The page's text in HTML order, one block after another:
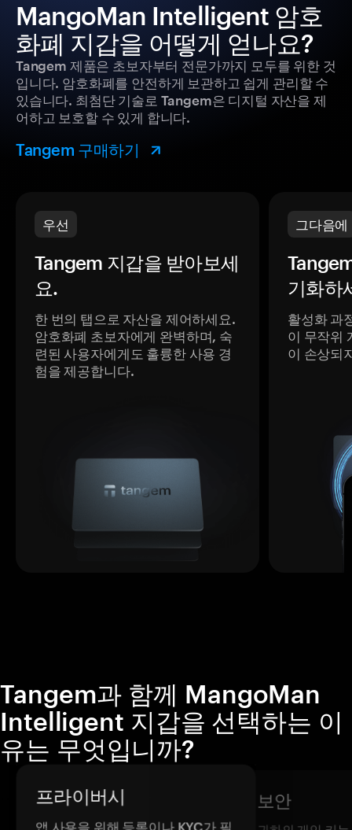
MangoMan Intelligent 암호
화폐 지갑을 어떻게 얻나요?
Tangem 제품은 초보자부터 전문가까지 모두를 위한 것
입니다. 암호화폐를 안전하게 보관하고 쉽게 관리할 수
있습니다. 최첨단 기술로 Tangem은 디지털 자산을 제
어하고 보호할 수 있게 합니다.
Tangem 구매하기
우선
Tangem 지갑을 받아보세
요.
한 번의 탭으로 자산을 제어하세요.
암호화폐 초보자에게 완벽하며, 숙
련된 사용자에게도 훌륭한 사용 경
험을 제공합니다.
그다음에
기화하
활성화 과
이 무작위
이 손상되
Tangem과 함께 MangoMan
Intelligent 지갑을 선택하는 이
유는 무엇입니까?
프라이버시 보안